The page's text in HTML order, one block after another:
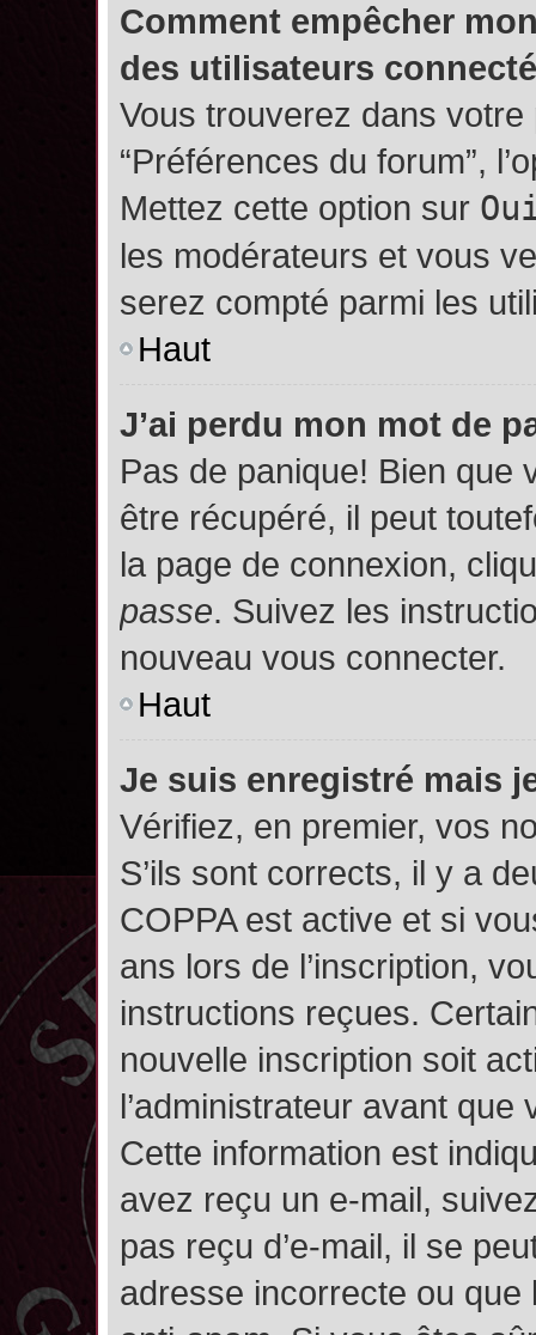
Comment empêcher
des utilisateurs
Vous trouverez dans votre
“Préférences du forum”,
Mettez cette option sur
les modérateurs et vous
serez compté parmi les
Haut
J’ai perdu mon mot de
Pas de panique! Bien que
être récupéré, il peut
la page de connexion,
passe. Suivez les
nouveau vous connecter.
Haut
Je suis enregistré mais
Vérifiez, en premier, vos
S’ils sont corrects, il y a
COPPA est active et si
ans lors de l’inscription,
instructions reçues.
nouvelle inscription soit
l’administrateur avant
Cette information est
avez reçu un e-mail,
pas reçu d’e-mail, il se
adresse incorrecte ou que